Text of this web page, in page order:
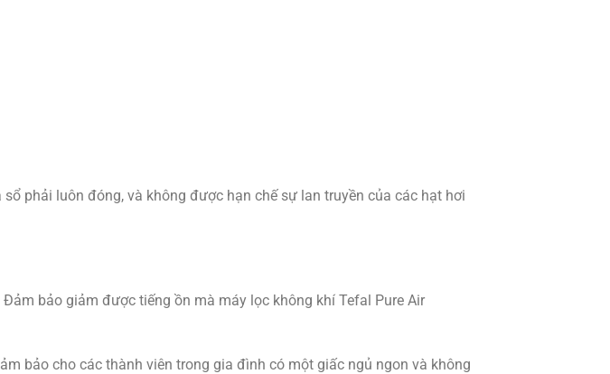
phải luôn đóng, và không được hạn chế sự lan truyền của các hạt hơi
bảo giảm được tiếng ồn mà máy lọc không khí Tefal Pure Air
bảo cho các thành viên trong gia đình có một giấc ngủ ngon và không